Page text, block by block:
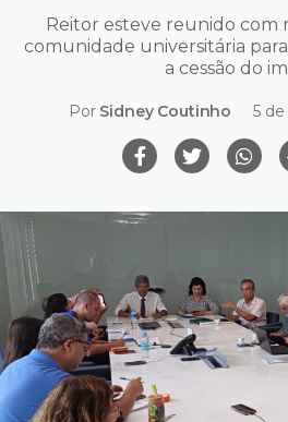
Reitor esteve reunido com
comunidade universitária
a cessão do
Por Sidney Coutinho 5